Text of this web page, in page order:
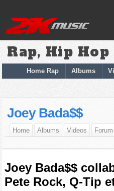
Rap, Hip Hop
Home Rap Albums
Joey Bada$$
Home Albums Videos Forum
Joey Bada$$
Pete Rock, Q-Tip